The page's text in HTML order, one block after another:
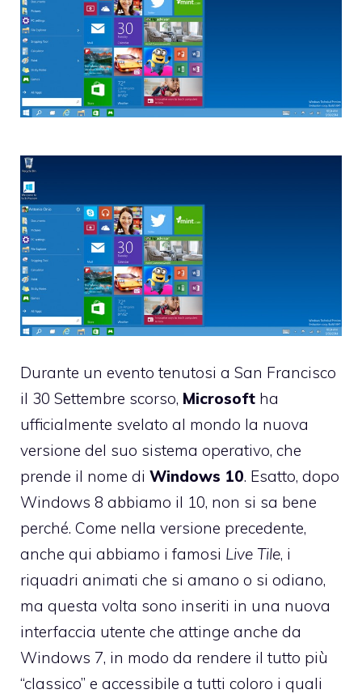
Durante un evento tenutosi a San Francisco
il 30 Settembre scorso, Microsoft ha
ufficialmente svelato al mondo la nuova
versione del suo sistema operativo, che
prende il nome di Windows 10. Esatto, dopo
Windows 8 abbiamo il 10, non si sa bene
perché. Come nella versione precedente,
anche qui abbiamo i famosi Live Tile, i
riquadri animati che si amano o si odiano,
ma questa volta sono inseriti in una nuova
interfaccia utente che attinge anche da
Windows 7, in modo da rendere il tutto più
“classico” e accessibile a tutti coloro i quali